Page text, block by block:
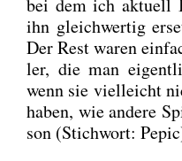
bei dem ich aktu­ell
ihn gleich­wer­tig
Der Rest waren
ler, die man
wenn sie viel­leicht
haben, wie ande­re
son (Stich­wort: